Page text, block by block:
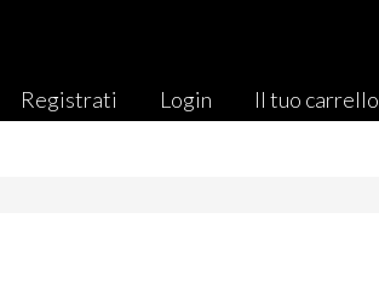
Registrati Login Il tuo carrello